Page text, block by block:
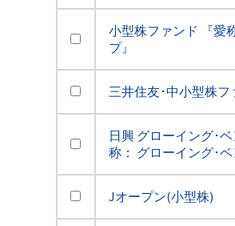
小型株ファンド 『愛
プ』
三井住友･中小型株フ
日興 グローイング･
称： グローイング･ベ
Jオープン(小型株)